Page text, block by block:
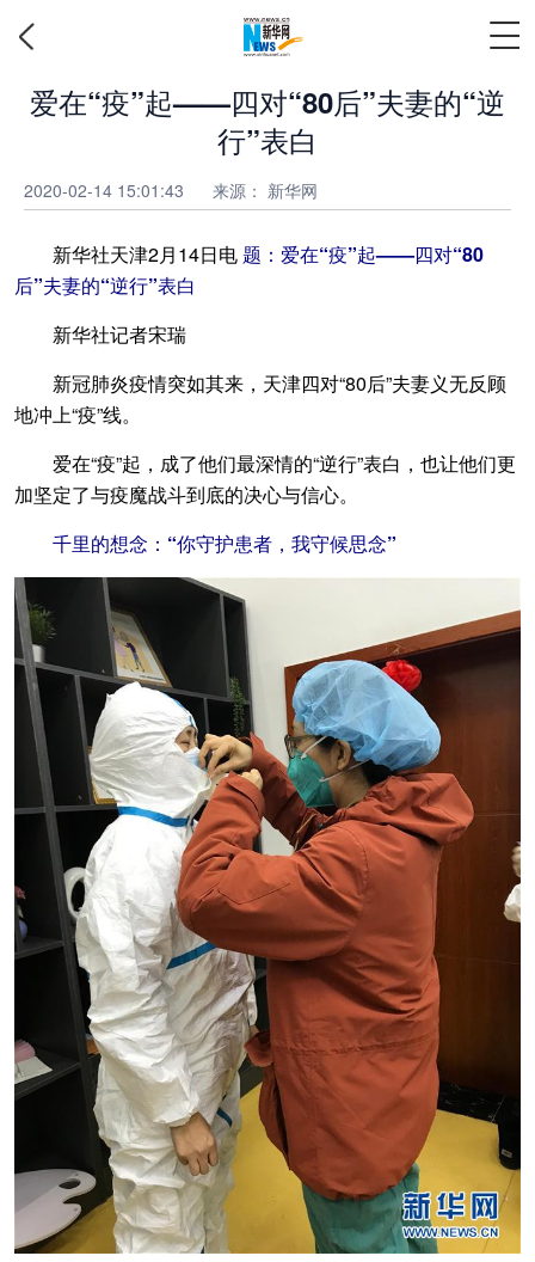
爱在“疫”起——四对“80后”夫妻的“逆
行”表白
2020-02-14 15:01:43 来源： 新华网
新华社天津2月14日电题：爱在“疫”起——四对“80
后”夫妻的“逆行”表白
新华社记者宋瑞
新冠肺炎疫情突如其来，天津四对“80后”夫妻义无反顾
地冲上“疫”线。
爱在“疫”起，成了他们最深情的“逆行”表白，也让他们更
加坚定了与疫魔战斗到底的决心与信心。
千里的想念：“你守护患者，我守候思念”